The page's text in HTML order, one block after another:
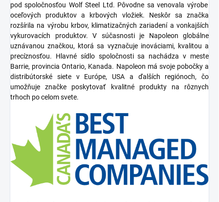
pod spoločnosťou Wolf Steel Ltd. Pôvodne sa venovala výrobe
oceľových produktov a krbových vložiek. Neskôr sa značka
rozšírila na výrobu krbov, klimatizačných zariadení a vonkajších
vykurovacích produktov. V súčasnosti je Napoleon globálne
uznávanou značkou, ktorá sa vyznačuje inováciami, kvalitou a
precíznosťou. Hlavné sídlo spoločnosti sa nachádza v meste
Barrie, provinciaOntario, Kanada. Napoleon má svoje pobočky a
distribútorské siete v Európe, USA a ďalších regiónoch, čo
umožňuje značke poskytovať kvalitné produkty na rôznych
trhoch po celom svete.